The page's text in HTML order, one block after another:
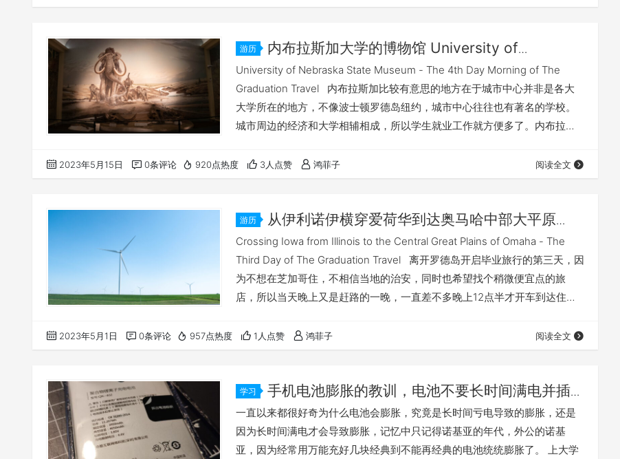
美国…
游历
内布拉斯加大学的博物馆 University of
Nebraska State Museum ——毕业之旅第四天（上）
University of Nebraska State Museum - The 4th Day Morning of The
Graduation Travel 内布拉斯加比较有意思的地方在于城市中心并非是各大
大学所在的地方，不像波士顿罗德岛纽约，城市中心往往也有著名的学校。
城市周边的经济和大学相辅相成，所以学生就业工作就方便多了。内布拉斯
要安心读书，好好学习。 One of the interesting things about…
2023年5月15日 0条评论 920点热度 3人点赞 鸿菲子 阅读全文
游历
从伊利诺伊横穿爱荷华到达奥马哈中部大平原
——毕业之旅第三天
Crossing Iowa from Illinois to the Central Great Plains of Omaha - The
Third Day of The Graduation Travel 离开罗德岛开启毕业旅行的第三天，因
为不想在芝加哥住，不相信当地的治安，同时也希望找个稍微便宜点的旅
店，所以当天晚上又是赶路的一晚，一直差不多晚上12点半才开车到达住的
上个洗手间，上面介绍了整个州的著名景点，可惜并没有太多时间驻足…
2023年5月1日 0条评论 957点热度 1人点赞 鸿菲子 阅读全文
学习
手机电池膨胀的教训，电池不要长时间满电并插
电
一直以来都很好奇为什么电池会膨胀，究竟是长时间亏电导致的膨胀，还是
因为长时间满电才会导致膨胀，记忆中只记得诺基亚的年代，外公的诺基
亚，因为经常用万能充好几块经典到不能再经典的电池统统膨胀了。 上大学